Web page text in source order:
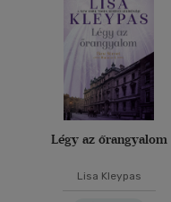
Légy az őrangyalom
Lisa Kleypas